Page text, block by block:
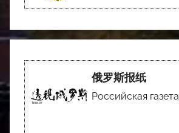
俄罗斯报纸
Российская газета